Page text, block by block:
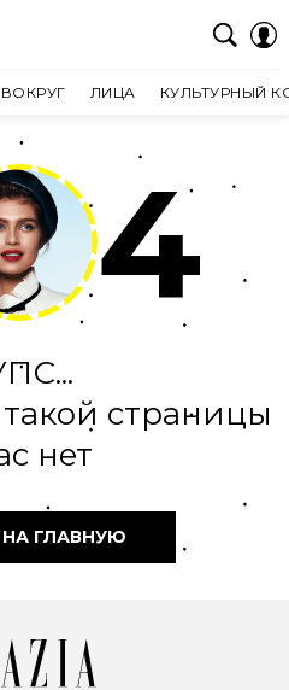
ЛИЦА КУЛЬТУРНЫЙ
4
страницы
нет
НА ГЛАВНУЮ